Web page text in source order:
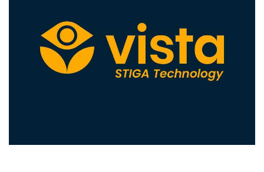
Spring Protezione
Spyro
Stanley
T
Tecla